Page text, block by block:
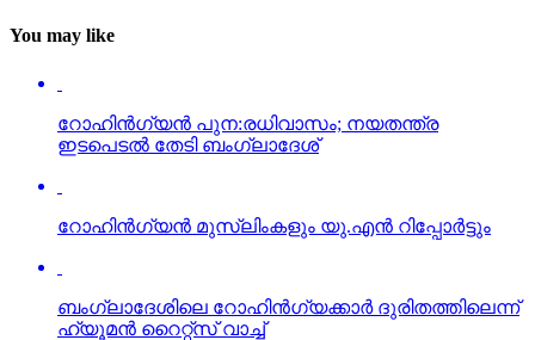
You may like
റോഹിന്‍ഗ്യന്‍ പുന:രധിവാസം; നയതന്ത്ര
ഇടപെടല്‍ തേടി ബംഗ്ലാദേശ്
റോഹിന്‍ഗ്യന്‍ മുസ്‌ലിംകളും യു.എന്‍ റിപ്പോര്‍ട്ടും
ബംഗ്ലാദേശിലെ റോഹിന്‍ഗ്യക്കാര്‍ ദുരിതത്തിലെന്ന്
ഹ്യൂമന്‍ റൈറ്റ്‌സ് വാച്ച്